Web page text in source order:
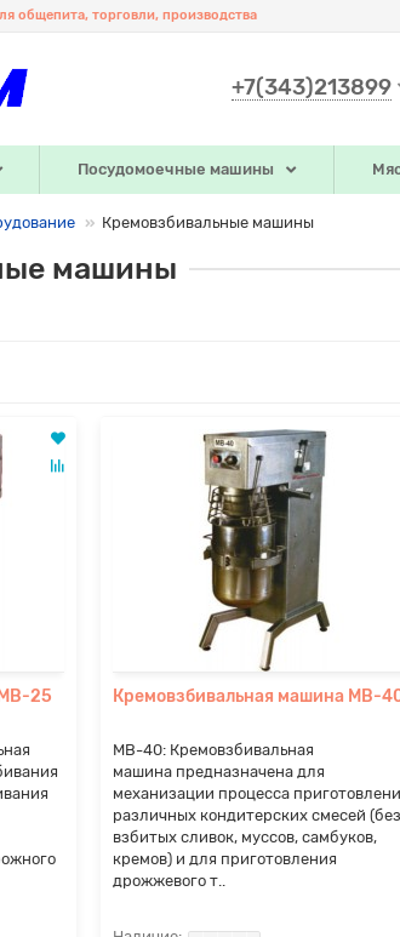
общепита, торговли, производства
+7(343)213899
Посудомоечные машины
Кремовзбивальные машины
машины
25 Кремовзбивальная машина МВ-
МВ-40: Кремовзбивальная
машина предназначена для
механизации процесса
различных кондитерских смесей
взбитых сливок, муссов, самбуков,
кремов) и для приготовления
дрожжевого т..